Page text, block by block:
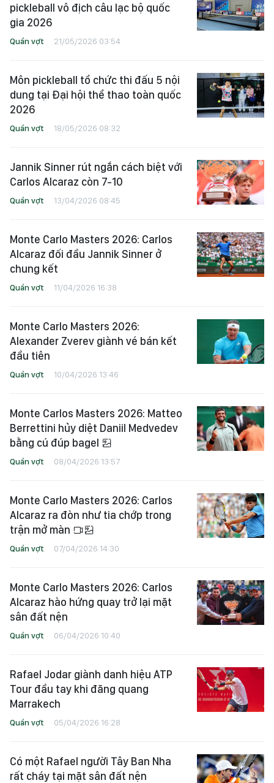
pickleball vô địch câu lạc bộ quốc
gia 2026
Quần vợt 21/05/2026 03:54
Môn pickleball tổ chức thi đấu 5 nội
dung tại Đại hội thể thao toàn quốc
2026
Quần vợt 18/05/2026 08:32
Jannik Sinner rút ngắn cách biệt với
Carlos Alcaraz còn 7-10
Quần vợt 13/04/2026 08:45
Monte Carlo Masters 2026: Carlos
Alcaraz đối đầu Jannik Sinner ở
chung kết
Quần vợt 11/04/2026 16:38
Monte Carlo Masters 2026:
Alexander Zverev giành vé bán kết
đầu tiên
Quần vợt 10/04/2026 13:46
Monte Carlos Masters 2026: Matteo
Berrettini hủy diệt Daniil Medvedev
bằng cú đúp bagel
Quần vợt 08/04/2026 13:57
Monte Carlo Masters 2026: Carlos
Alcaraz ra đòn như tia chớp trong
trận mở màn
Quần vợt 07/04/2026 14:30
Monte Carlo Masters 2026: Carlos
Alcaraz hào hứng quay trở lại mặt
sân đất nện
Quần vợt 06/04/2026 10:40
Rafael Jodar giành danh hiệu ATP
Tour đầu tay khi đăng quang
Marrakech
Quần vợt 05/04/2026 16:28
Có một Rafael người Tây Ban Nha
rất cháy tại mặt sân đất nện